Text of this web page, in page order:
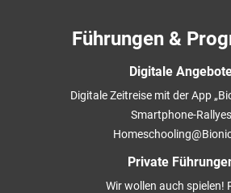
Führungen &
Digitale
Digitale Zeitreise mit der App
Smartphone-Rallyes
Private
Wir wollen auch spielen!